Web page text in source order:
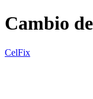
Cambio
CelFix